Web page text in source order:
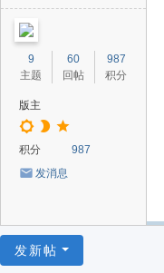
9
主题
60
回帖
987
积分
版主
积分
987
发消息
发新帖